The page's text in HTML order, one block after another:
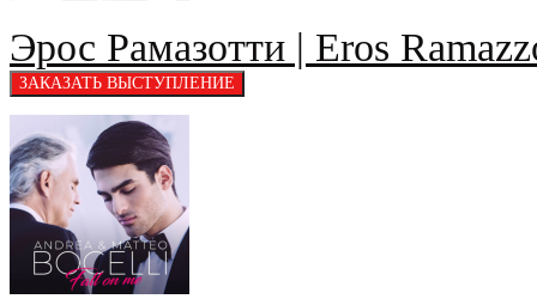
Эрос Рамазотти | Eros